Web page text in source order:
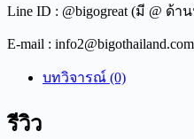
Line ID : @bigogreat (มี @ ด้า
E-mail : info2@bigothailand.com
บทวิจารณ์ (0)
รีวิว